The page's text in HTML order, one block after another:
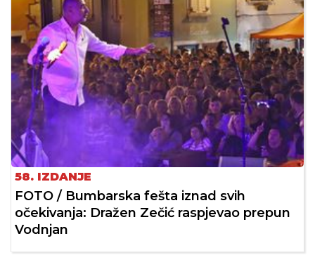
58. IZDANJE
FOTO / Bumbarska fešta iznad svih
očekivanja: Dražen Zečić raspjevao prepun
Vodnjan